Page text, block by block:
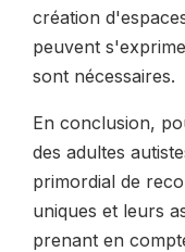
création
peuvent
sont nécessaires.
En conclusion,
des adultes
primordial de
uniques et leurs
prenant en